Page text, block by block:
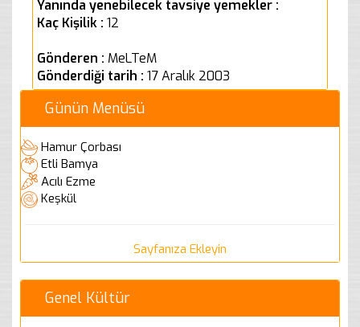
Yanında yenebilecek tavsiye yemekler :
Kaç Kişilik : 12
Gönderen : MeLTeM
Gönderdiği tarih : 17 Aralık 2003
Günün Menüsü
Hamur Çorbası
Etli Bamya
Acılı Ezme
Keşkül
Sayfanıza Ekleyin
Genel Kültür